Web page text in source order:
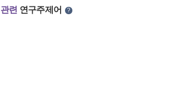
관련 연구주제어 ?